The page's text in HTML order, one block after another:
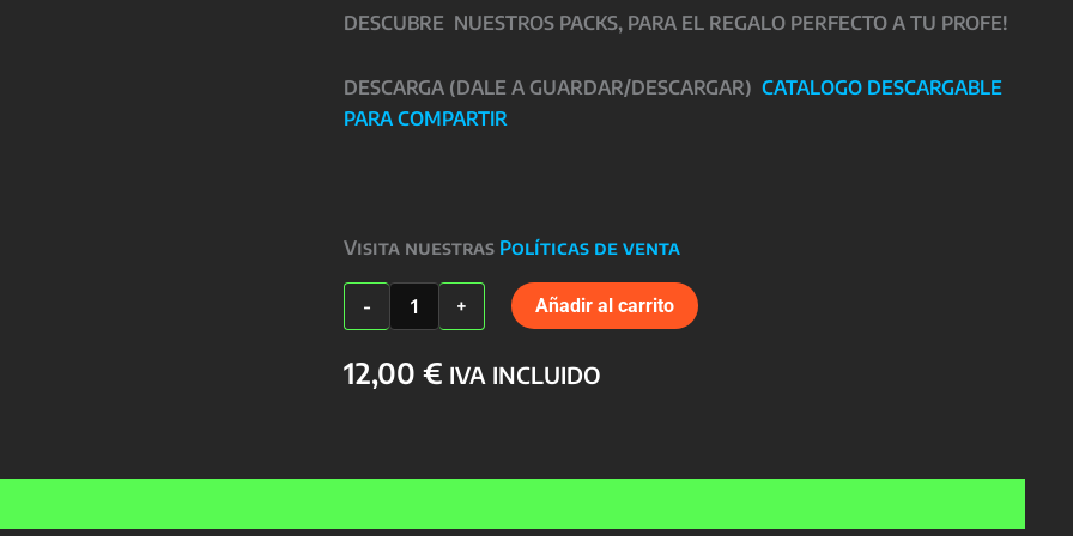
DESCUBRE NUESTROS PACKS, PARA EL REGALO PERFECTO A TU PROFE!
DESCARGA (DALE A GUARDAR/DESCARGAR)CATALOGO DESCARGABLE
PARA COMPARTIR
Visita nuestras Políticas de venta
-
TAZA
PROFESORES
+ Añadir al carrito
12,00€ IVA INCLUIDO